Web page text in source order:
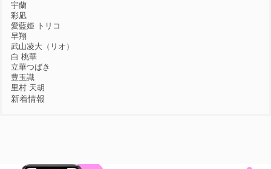
宇蘭
彩凪
愛藍姫 トリコ
早翔
武山凌大（リオ）
白 桃華
立華つばき
豊玉識
里村 天胡
新着情報